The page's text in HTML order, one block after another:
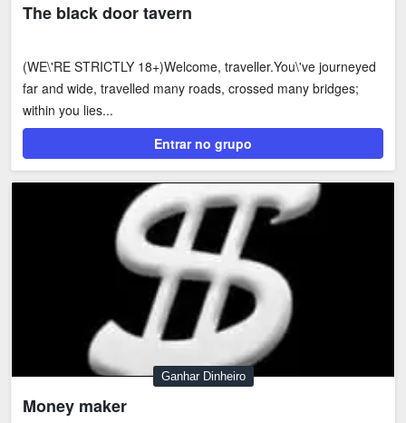
The black door tavern
(WE\'RE STRICTLY 18+)Welcome, traveller.You\'ve journeyed
far and wide, travelled many roads, crossed many bridges;
within you lies...
Entrar no grupo
Ganhar Dinheiro
Money maker